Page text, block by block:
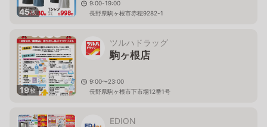
45枚
9:00-19:00
長野県駒ヶ根市赤穂9282-1
19枚
ツルハドラッグ
駒ヶ根店
9:00〜23:00
長野県駒ヶ根市下市場12番1号
EDION